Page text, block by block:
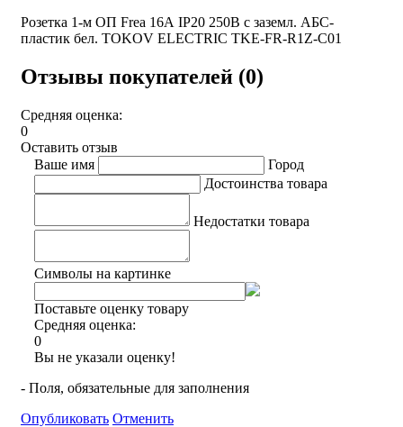
Розетка 1-м ОП Frea 16А IP20 250В с заземл. АБС-
пластик бел. TOKOV ELECTRIC TKE-FR-R1Z-C01
Отзывы покупателей (0)
Средняя оценка:
0
Оставить отзыв
Ваше имя
Город
Достоинства товара
Недостатки товара
Символы на картинке
Поставьте оценку товару
Средняя оценка:
0
Вы не указали оценку!
- Поля, обязательные для заполнения
Опубликовать Отменить